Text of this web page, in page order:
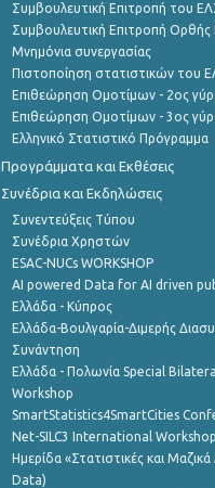
Συμβουλευτική Επιτροπή του
Συμβουλευτική Επιτροπή Ορθής
Μνημόνια συνεργασίας
Πιστοποίηση στατιστικών του
Επιθεώρηση Ομοτίμων - 2ος
Επιθεώρηση Ομοτίμων - 3ος
Ελληνικό Στατιστικό Πρόγραμμα
Προγράμματα και Εκθέσεις
Συνέδρια και Εκδηλώσεις
Συνεντεύξεις Τύπου
Συνέδρια Χρηστών
ESAC-NUCs WORKSHOP
AI powered Data for AI driven
Ελλάδα - Κύπρος
Ελλάδα-Βουλγαρία-Διμερής
Συνάντηση
Ελλάδα - Πολωνία Special
Workshop
SmartStatistics4SmartCities
Net-SILC3 International
Ημερίδα «Στατιστικές και
Data)